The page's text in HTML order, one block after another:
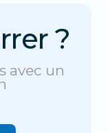
?
avec un